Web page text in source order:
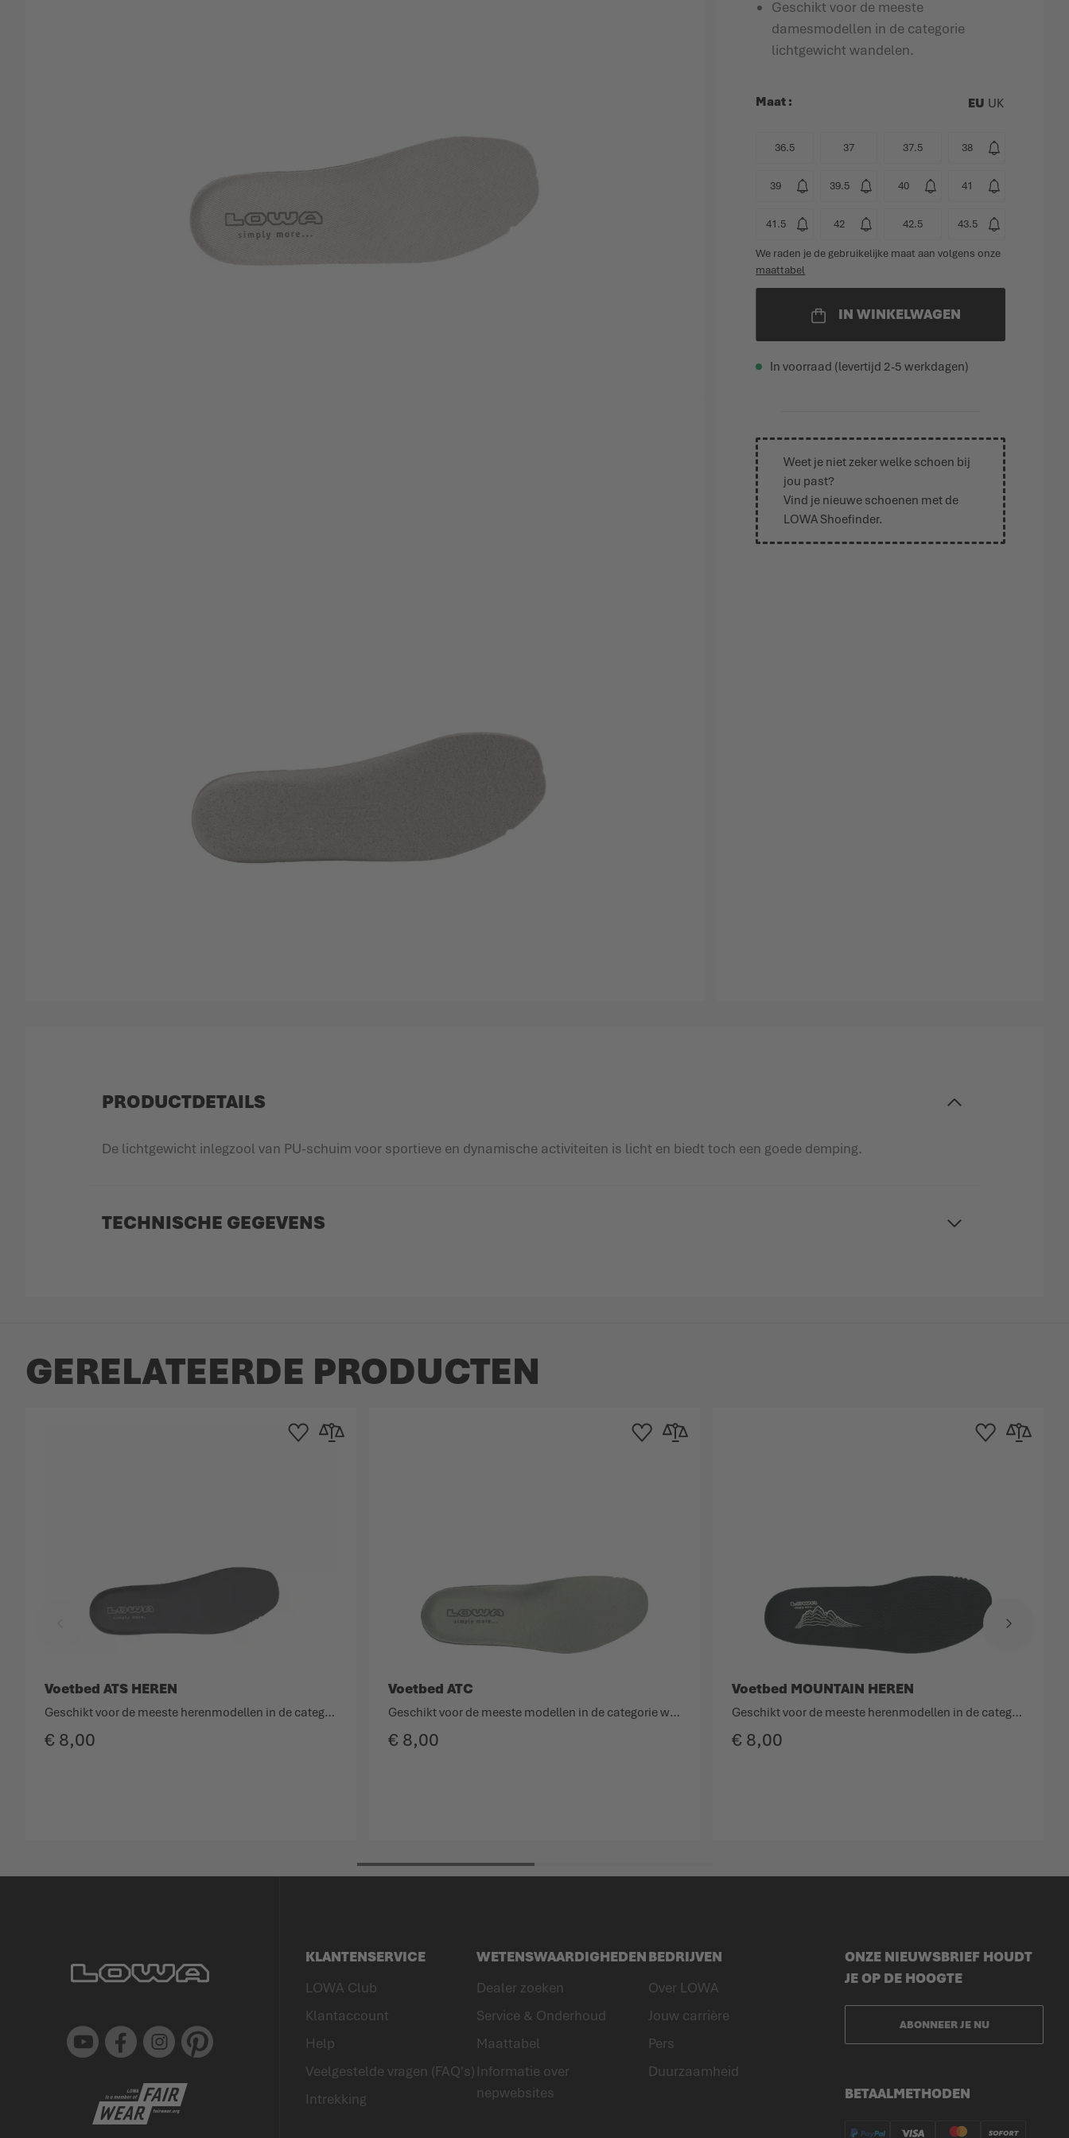
Geschikt voor de meeste
damesmodellen in de categorie
lichtgewicht wandelen.
Maat EU UK
36.5 37 37.5 38
39 39.5 40 41
41.5 42 42.5 43.5
We raden je de gebruikelijke maat aan volgens onze
maattabel
IN WINKELWAGEN
In voorraad (levertijd 2-5 werkdagen)
Weet je niet zeker welke schoen bij
jou past?
Vind je nieuwe schoenen met de
LOWA Shoefinder.
PRODUCTDETAILS
De lichtgewicht inlegzool van PU-schuim voor sportieve en dynamische activiteiten is licht en biedt toch een goede demping.
TECHNISCHE GEGEVENS
GERELATEERDE PRODUCTEN
€ 8,00
Voetbed ATS HEREN
Geschikt voor de meeste herenmodellen in de categorie lichtgewicht wandelen.
Toevoegen aan verlanglijst
Toevoegen om te vergelijken
€ 8,00
Voetbed ATC
Geschikt voor de meeste modellen in de categorie wandelen.
Toevoegen aan verlanglijst
Toevoegen om te vergelijken
€ 8,00
Voetbed MOUNTAIN HEREN
Geschikt voor de meeste herenmodellen in de categorieën Berg- en trekkingschoenen.
Toevoegen aan
Toevoegen
Youtube Facebook Instagram Pinterest
KLANTENSERVICE
LOWA Club
Klantaccount
Help
Veelgestelde vragen (FAQ's)
Intrekking
WETENSWAARDIGHEDEN
Dealer zoeken
Service & Onderhoud
Maattabel
Informatie over
nepwebsites
BEDRIJVEN
Over LOWA
Jouw carrière
Pers
Duurzaamheid
BETAALMETHODEN
ONZE NIEUWSBRIEF HOUDT
JE OP DE HOOGTE
ABONNEER JE NU